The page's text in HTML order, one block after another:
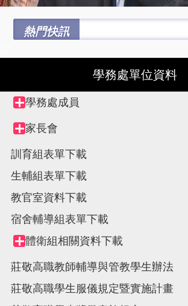
熱門快訊
學務處單位資料
Collapse
node
Tree
view,
學務處成員
Collapse
node
家長會
訓育組表單下載
生輔組表單下載
教官室資料下載
宿舍輔導組表單下載
Collapse
node
體衛組相關資料下載
莊敬高職教師輔導與管教學生辦法
莊敬高職學生服儀規定暨實施計畫